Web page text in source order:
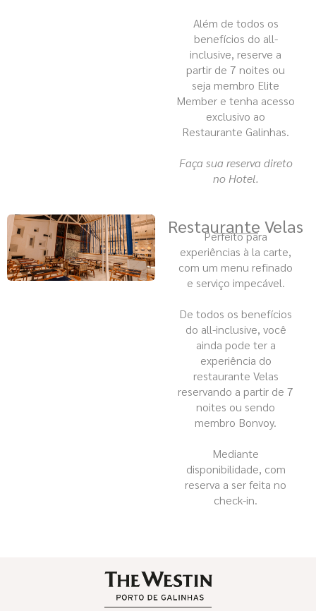
Além de todos os
benefícios do all-
inclusive, reserve a
partir de 7 noites ou
seja membro Elite
Member e tenha acesso
exclusivo ao
Restaurante Galinhas.
Faça sua reserva direto
no Hotel.
Restaurante Velas
Perfeito para
experiências à la carte,
com um menu refinado
e serviço impecável.
De todos os benefícios
do all-inclusive, você
ainda pode ter a
experiência do
restaurante Velas
reservando a partir de 7
noites ou sendo
membro Bonvoy.
Mediante
disponibilidade, com
reserva a ser feita no
check-in.